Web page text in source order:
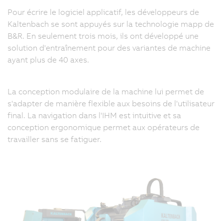
Pour écrire le logiciel applicatif, les développeurs de
Kaltenbach se sont appuyés sur la technologie mapp de
B&R. En seulement trois mois, ils ont développé une
solution d'entraînement pour des variantes de machine
ayant plus de 40 axes.
La conception modulaire de la machine lui permet de
s'adapter de manière flexible aux besoins de l'utilisateur
final. La navigation dans l'IHM est intuitive et sa
conception ergonomique permet aux opérateurs de
travailler sans se fatiguer.